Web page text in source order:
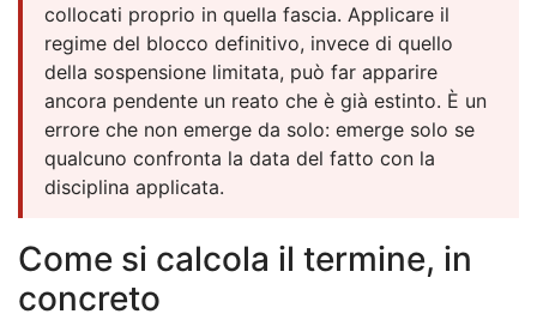
collocati proprio in quella fascia. Applicare il
regime del blocco definitivo, invece di quello
della sospensione limitata, può far apparire
ancora pendente un reato che è già estinto. È un
errore che non emerge da solo: emerge solo se
qualcuno confronta la data del fatto con la
disciplina applicata.
Come si calcola il termine, in
concreto